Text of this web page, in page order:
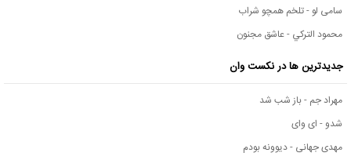
سامی لو - تلخم همچو شراب
محمود التركي - عاشق مجنون
جدیدترین ها در نکست وان
مهراد جم - باز شب شد
شدو - ای وای
مهدی جهانی - دیوونه بودم